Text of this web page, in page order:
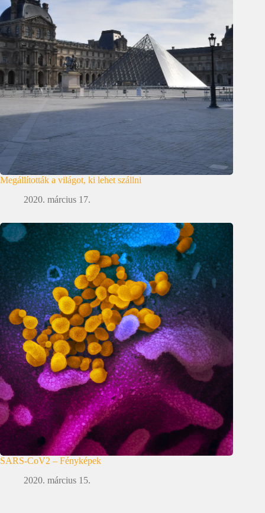
Megállították a világot, ki lehet szállni
2020. március 17.
SARS-CoV2 – Fényképek
2020. március 15.